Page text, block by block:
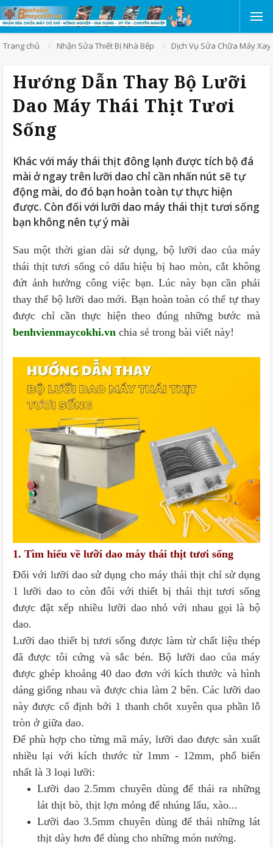
Trang chủ Nhận Sửa Thiết Bị Nhà Bếp Dịch Vụ Sửa Chữa Máy
Hướng Dẫn Thay Bộ Lưỡi
Dao Máy Thái Thịt Tươi
Sống
Khác với máy thái thịt đông lạnh được tích bộ đá
mài ở ngay trên lưỡi dao chỉ cần nhấn nút sẽ tự
động mài, do đó bạn hoàn toàn tự thực hiện
được. Còn đối với lưỡi dao máy thái thịt tươi sống
bạn không nên tự ý mài
Sau một thời gian dài sử dụng, bộ lưỡi dao của máy
thái thịt tươi sống có dấu hiệu bị hao mòn, cắt không
đứt ảnh hưởng công việc bạn. Lúc này bạn cần phải
thay thế bộ lưỡi dao mới. Bạn hoàn toàn có thể tự thay
được chỉ cần thực hiện theo đúng những bước mà
benhvienmaycokhi.vn chia sẻ trong bài viết này!
1. Tìm hiểu về lưỡi dao máy thái thịt tươi sống
Đối với lưỡi dao sử dụng cho máy thái thịt chỉ sử dụng
1 lưỡi dao to còn đôi với thiết bị thái thịt tươi sống
được đặt xếp nhiều lưỡi dao nhỏ với nhau gọi là bộ
dao.
Lưỡi dao thiết bị tươi sống được làm từ chất liệu thép
đã được tôi cứng và sắc bén. Bộ lưỡi dao của máy
được ghép khoảng 40 dao đơn với kích thước và hình
dáng giống nhau và được chia làm 2 bên. Các lưỡi dao
này được cố định bởi 1 thanh chốt xuyên qua phần lỗ
tròn ở giữa dao.
Để phù hợp cho từng mã máy, lưỡi dao được sản xuất
nhiều lại với kích thước từ 1mm - 12mm, phổ biến
nhất là 3 loại lưỡi:
Lưỡi dao 2.5mm chuyên dùng để thái ra những
lát thịt bò, thịt lợn mỏng để nhúng lẩu, xào...
Lưỡi dao 3.5mm chuyên dùng để thái những lát
thịt dày hơn để dùng cho những món nướng.